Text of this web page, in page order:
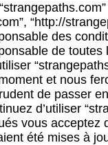
“http://
des
de
et nous
de passer
d’utiliser
vous acceptez
été mises à